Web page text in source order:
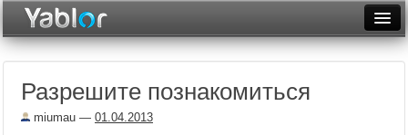
Неделя
Разрешите познакомиться
miumau — 01.04.2013